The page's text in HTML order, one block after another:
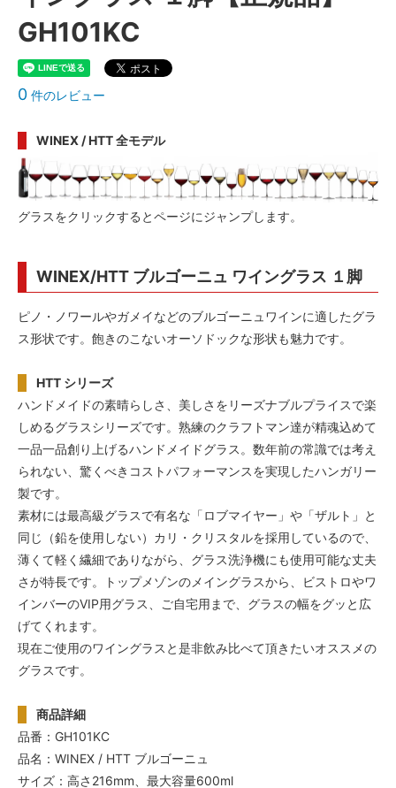
GH101KC
0 件のレビュー
WINEX / HTT 全モデル
グラスをクリックするとページにジャンプします。
WINEX/HTT ブルゴーニュ ワイングラス １脚
ピノ・ノワールやガメイなどのブルゴーニュワインに適したグラ
ス形状です。飽きのこないオーソドックな形状も魅力です。
HTT シリーズ
ハンドメイドの素晴らしさ、美しさをリーズナブルプライスで楽
しめるグラスシリーズです。熟練のクラフトマン達が精魂込めて
一品一品創り上げるハンドメイドグラス。数年前の常識では考え
られない、驚くべきコストパフォーマンスを実現したハンガリー
製です。
素材には最高級グラスで有名な「ロブマイヤー」や「ザルト」と
同じ（鉛を使用しない）カリ・クリスタルを採用しているので、
薄くて軽く繊細でありながら、グラス洗浄機にも使用可能な丈夫
さが特長です。トップメゾンのメイングラスから、ビストロやワ
インバーのVIP用グラス、ご自宅用まで、グラスの幅をグッと広
げてくれます。
現在ご使用のワイングラスと是非飲み比べて頂きたいオススメの
グラスです。
商品詳細
品番：GH101KC
品名：WINEX / HTT ブルゴーニュ
サイズ：高さ216mm、最大容量600ml